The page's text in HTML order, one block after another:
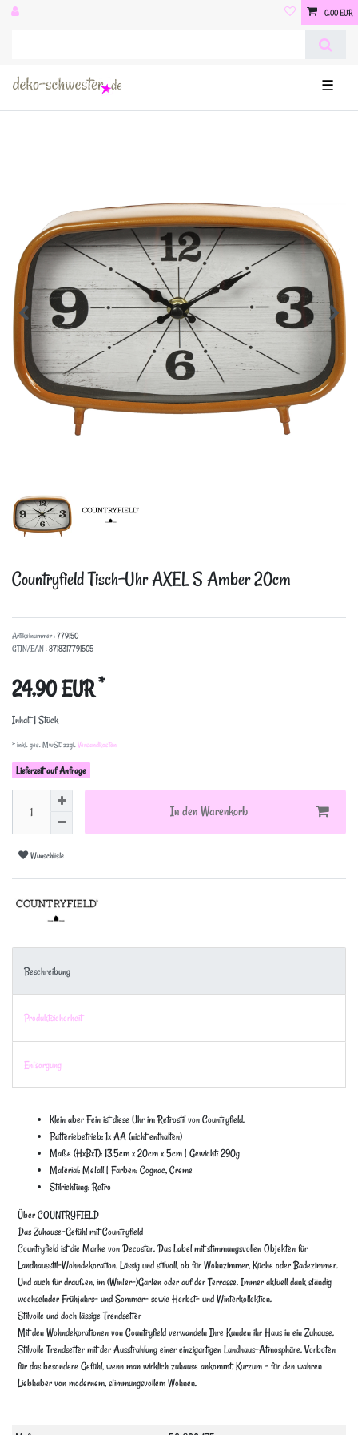
0,00 EUR
☰
Countryfield Tisch-Uhr AXEL S Amber 20cm
Artikelnummer :779150
GTIN/EAN :8718317791505
24,90 EUR*
Inhalt1Stück
* inkl. ges. MwSt. zzgl.Versandkosten
Lieferzeit auf Anfrage
In den Warenkorb
Wunschliste
Beschreibung
Produktsicherheit
Entsorgung
Klein aber Fein ist diese Uhr im Retrostil von Countryfield.
Batteriebetrieb: 1x AA (nicht enthalten)
Maße (HxBxT): 13.5cm x 20cm x 5cm | Gewicht: 290g
Material: Metall | Farben: Cognac, Creme
Stilrichtung: Retro
Über COUNTRYFIELD
Das Zuhause-Gefühl mit Countryfield
Countryfield ist die Marke von Decostar. Das Label mit stimmungsvollen Objekten für
Landhausstil-Wohndekoration. Lässig und stilvoll, ob für Wohnzimmer, Küche oder Badezimmer.
Und auch für draußen, im (Winter-)Garten oder auf der Terrasse. Immer aktuell dank ständig
wechselnder Frühjahrs- und Sommer- sowie Herbst- und Winterkollektion.
Stilvolle und doch lässige Trendsetter
Mit den Wohndekorationen von Countryfield verwandeln Ihre Kunden ihr Haus in ein Zuhause.
Stilvolle Trendsetter mit der Ausstrahlung einer einzigartigen Landhaus-Atmosphäre. Vorboten
für das besondere Gefühl, wenn man wirklich zuhause ankommt. Kurzum – für den wahren
Liebhaber von modernem, stimmungsvollem Wohnen.